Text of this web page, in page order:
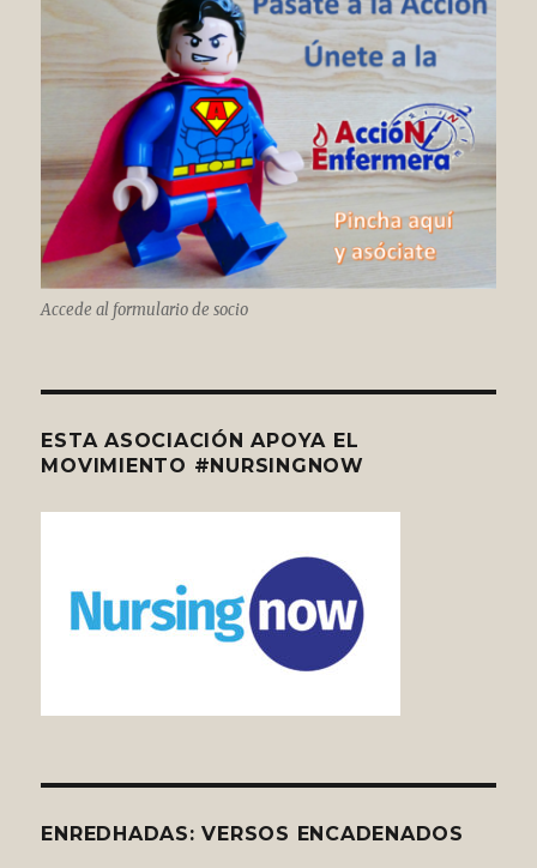
Accede al formulario de socio
ESTA ASOCIACIÓN APOYA EL
MOVIMIENTO #NURSINGNOW
ENREDHADAS: VERSOS ENCADENADOS